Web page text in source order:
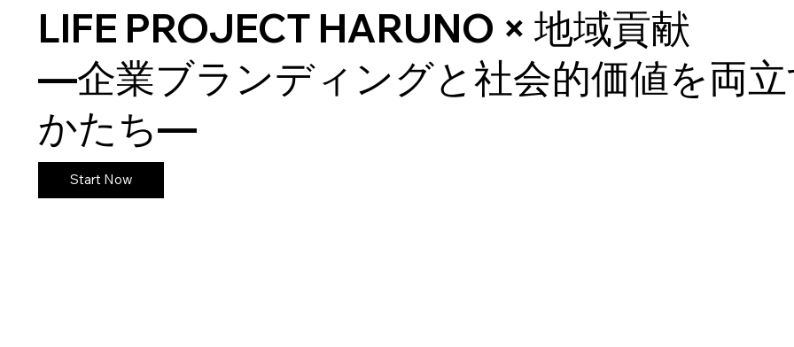
LIFE PROJECT HARUNO × 地域貢献
—企業ブランディングと社会的価値を両
かたち—
Start Now